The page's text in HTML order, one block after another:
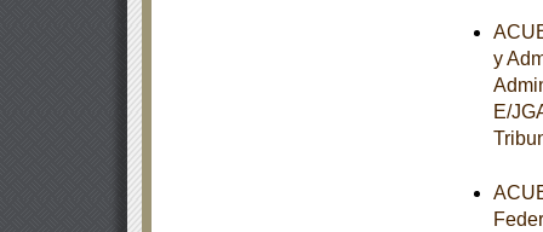
y
E/